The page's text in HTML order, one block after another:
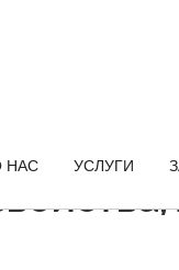
НАС
УСЛУГИ